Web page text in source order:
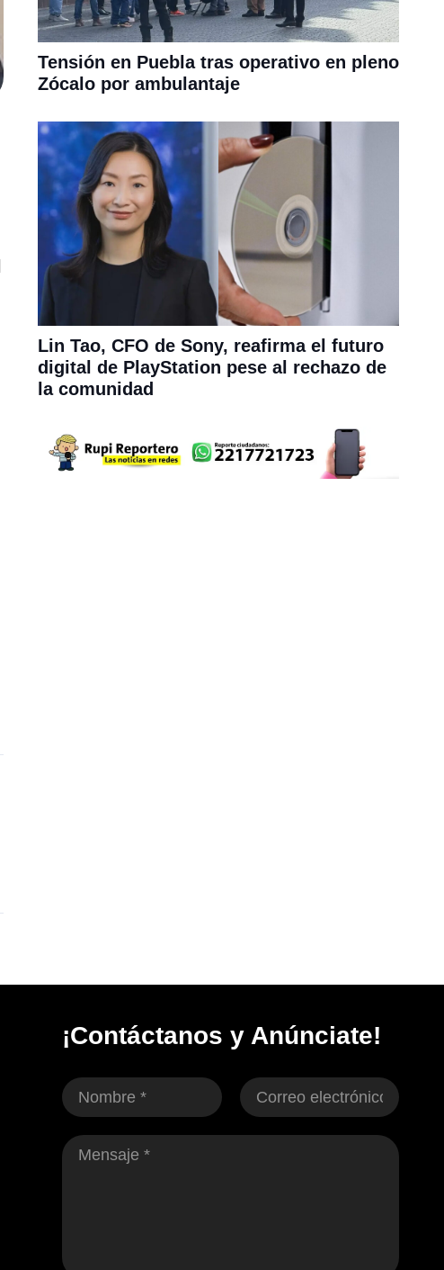
Tensión en Puebla tras operativo en pleno
Zócalo por ambulantaje
Lin Tao, CFO de Sony, reafirma el futuro
digital de PlayStation pese al rechazo de
la comunidad
¡Contáctanos y Anúnciate!